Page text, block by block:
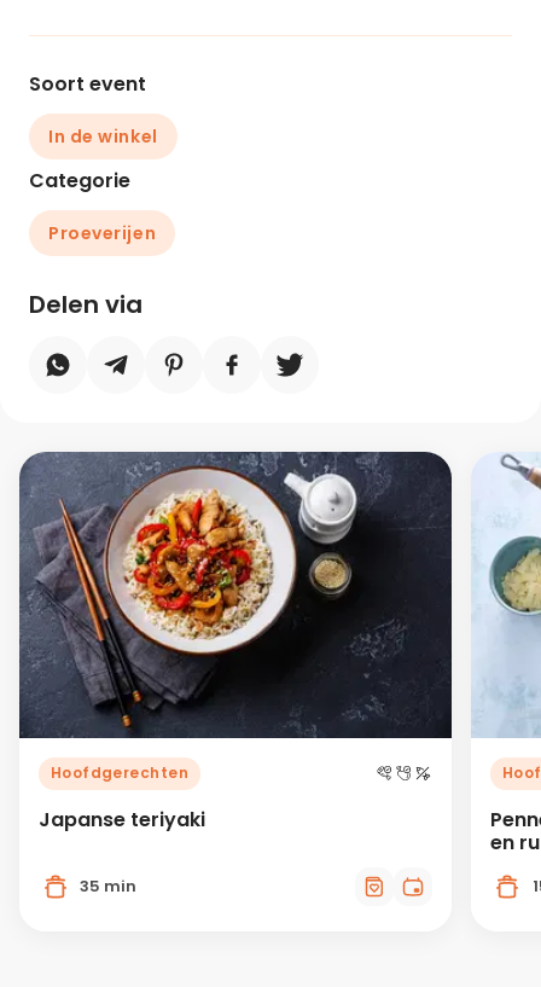
Soort event
In de winkel
Categorie
Proeverijen
Delen via
Hoofdgerechten
Japanse teriyaki
35 min
en